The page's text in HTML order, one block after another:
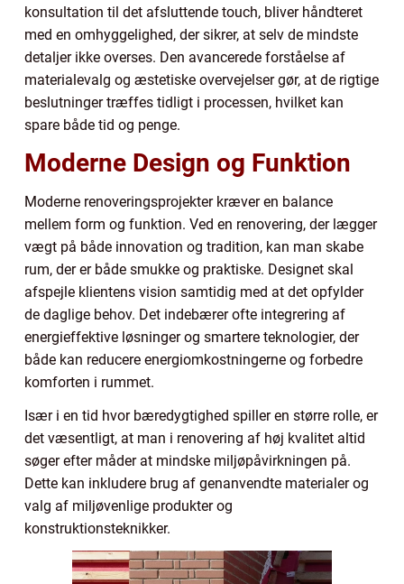
konsultation til det afsluttende touch, bliver håndteret
med en omhyggelighed, der sikrer, at selv de mindste
detaljer ikke overses. Den avancerede forståelse af
materialevalg og æstetiske overvejelser gør, at de rigtige
beslutninger træffes tidligt i processen, hvilket kan
spare både tid og penge.
Moderne Design og Funktion
Moderne renoveringsprojekter kræver en balance
mellem form og funktion. Ved en renovering, der lægger
vægt på både innovation og tradition, kan man skabe
rum, der er både smukke og praktiske. Designet skal
afspejle klientens vision samtidig med at det opfylder
de daglige behov. Det indebærer ofte integrering af
energieffektive løsninger og smartere teknologier, der
både kan reducere energiomkostningerne og forbedre
komforten i rummet.
Især i en tid hvor bæredygtighed spiller en større rolle, er
det væsentligt, at man i renovering af høj kvalitet altid
søger efter måder at mindske miljøpåvirkningen på.
Dette kan inkludere brug af genanvendte materialer og
valg af miljøvenlige produkter og
konstruktionsteknikker.